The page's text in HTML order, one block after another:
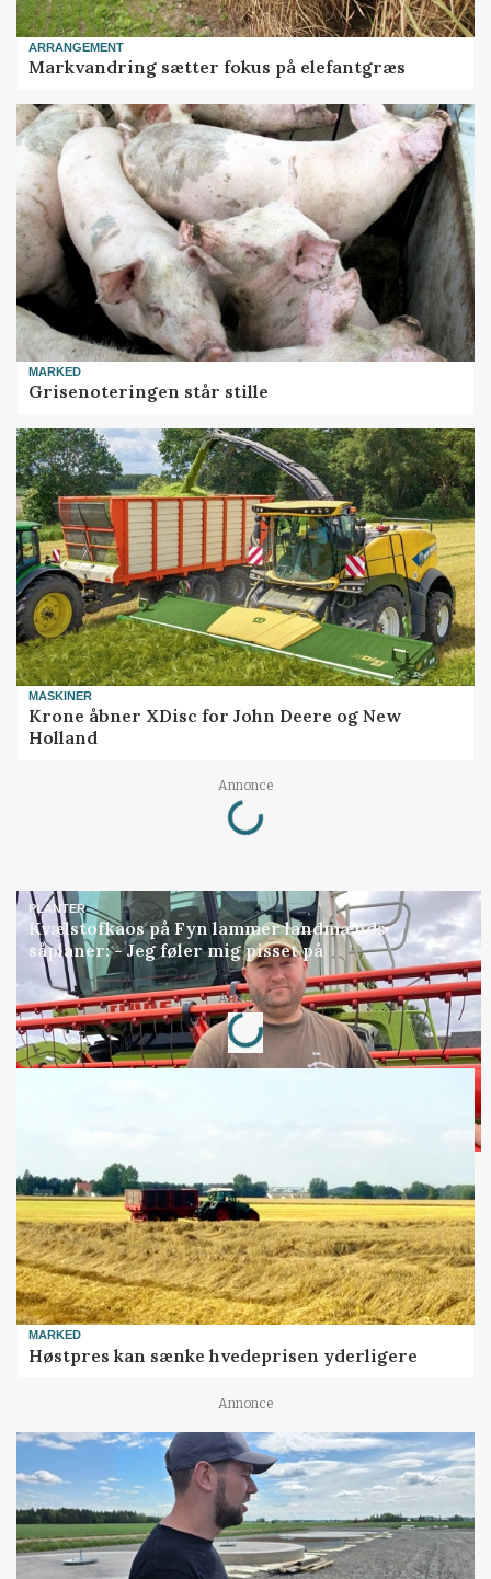
ARRANGEMENT
Markvandring sætter fokus på elefantgræs
MARKED
Grisenoteringen står stille
MASKINER
Krone åbner XDisc for John Deere og New
Holland
Annonce
Loading...
PLANTER
Kvælstofkaos på Fyn lammer landmænds
såplaner: - Jeg føler mig pisset på
Annonce
Loading...
MARKED
Høstpres kan sænke hvedeprisen yderligere
Annonce